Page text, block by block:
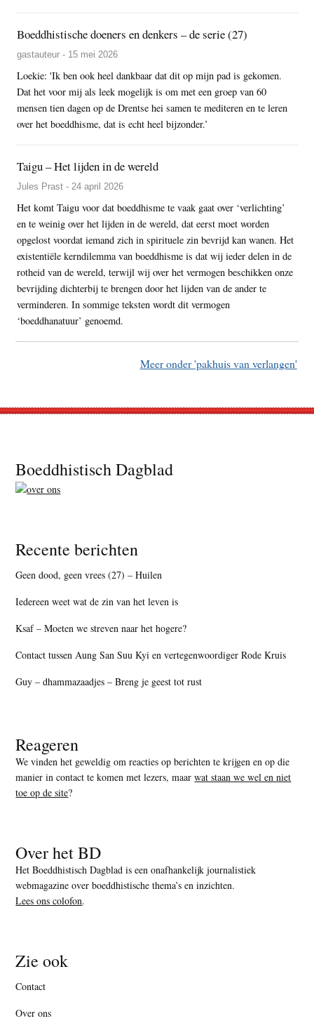
Boeddhistische doeners en denkers – de serie (27)
gastauteur - 15 mei 2026
Loekie: 'Ik ben ook heel dankbaar dat dit op mijn pad is gekomen.
Dat het voor mij als leek mogelijk is om met een groep van 60
mensen tien dagen op de Drentse hei samen te mediteren en te leren
over het boeddhisme, dat is echt heel bijzonder.’
Taigu – Het lijden in de wereld
Jules Prast - 24 april 2026
Het komt Taigu voor dat boeddhisme te vaak gaat over ‘verlichting’
en te weinig over het lijden in de wereld, dat eerst moet worden
opgelost voordat iemand zich in spirituele zin bevrijd kan wanen. Het
existentiële kerndilemma van boeddhisme is dat wij ieder delen in de
rotheid van de wereld, terwijl wij over het vermogen beschikken onze
bevrijding dichterbij te brengen door het lijden van de ander te
verminderen. In sommige teksten wordt dit vermogen
‘boeddhanatuur’ genoemd.
Meer onder 'pakhuis van verlangen'
Footer
Boeddhistisch Dagblad
Recente berichten
Geen dood, geen vrees (27) – Huilen
Iedereen weet wat de zin van het leven is
Ksaf – Moeten we streven naar het hogere?
Contact tussen Aung San Suu Kyi en vertegenwoordiger Rode Kruis
Guy – dhammazaadjes – Breng je geest tot rust
Reageren
We vinden het geweldig om reacties op berichten te krijgen en op die
manier in contact te komen met lezers, maarwat staan we wel en niet
toe op de site?
Over het BD
Het Boeddhistisch Dagblad is een onafhankelijk journalistiek
webmagazine over boeddhistische thema’s en inzichten.
Lees ons colofon.
Zie ook
Contact
Over ons